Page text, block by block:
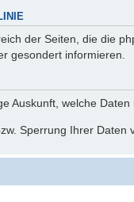
der Seiten, die die
gesondert informieren.
Auskunft, welche Daten
Sperrung Ihrer